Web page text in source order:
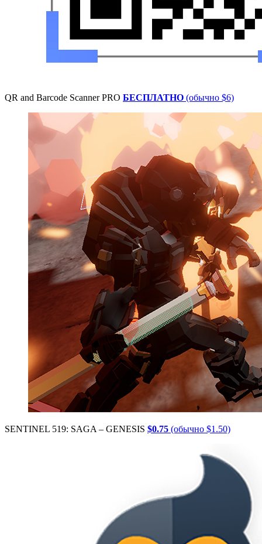
QR and Barcode Scanner PRO БЕСПЛАТНО (обычно $6)
SENTINEL 519: SAGA – GENESIS $0.75 (обычно $1.50)